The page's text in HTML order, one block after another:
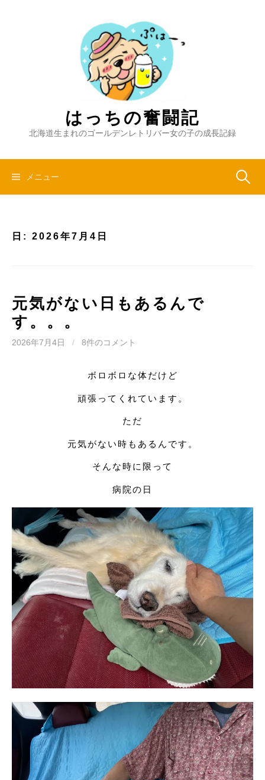
はっちの奮闘記
北海道生まれのゴールデンレトリバー女の子の成長記録
メニュー 検
日: 2026年7月4日
元気がない日もあるんで
す。。。
2026年7月4日 / 8件のコメント
ボロボロな体だけど
頑張ってくれています。
ただ
元気がない時もあるんです。
そんな時に限って
病院の日